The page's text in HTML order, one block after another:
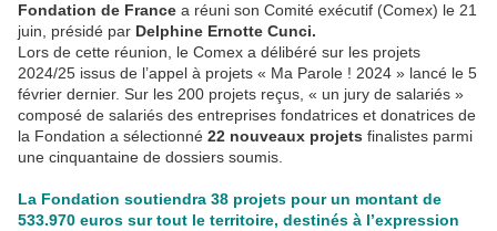
Fondation de France a réuni son Comité exécutif (Comex) le 21
juin, présidé par Delphine Ernotte Cunci.
Lors de cette réunion, le Comex a délibéré sur les projets
2024/25 issus de l’appel à projets « Ma Parole ! 2024 » lancé le 5
février dernier. Sur les 200 projets reçus, « un jury de salariés »
composé de salariés des entreprises fondatrices et donatrices de
la Fondation a sélectionné 22 nouveaux projets finalistes parmi
une cinquantaine de dossiers soumis.
La Fondation soutiendra 38 projets pour un montant de
533.970 euros sur tout le territoire, destinés à l’expression